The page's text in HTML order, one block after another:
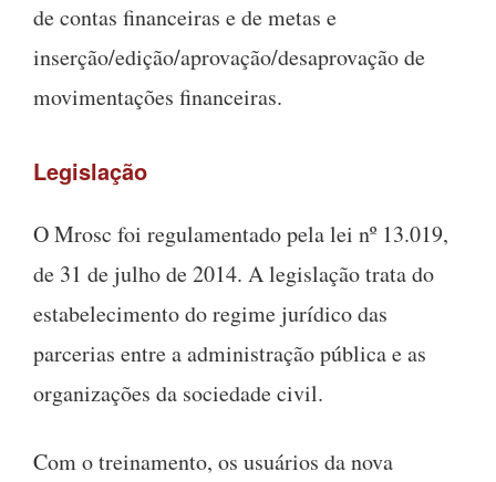
de contas financeiras e de metas e
inserção/edição/aprovação/desaprovação de
movimentações financeiras.
Legislação
O Mrosc foi regulamentado pela lei nº 13.019,
de 31 de julho de 2014. A legislação trata do
estabelecimento do regime jurídico das
parcerias entre a administração pública e as
organizações da sociedade civil.
Com o treinamento, os usuários da nova